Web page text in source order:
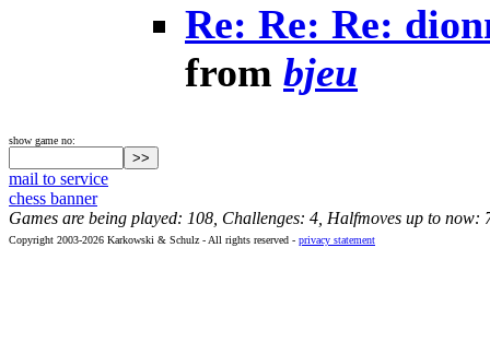
Re: Re: Re:
from bjeu
show game no:
mail to service
chess banner
Games are being played: 108, Challenges: 4, Halfmoves up to now:
Copyright 2003-2026 Karkowski & Schulz - All rights reserved - privacy statement